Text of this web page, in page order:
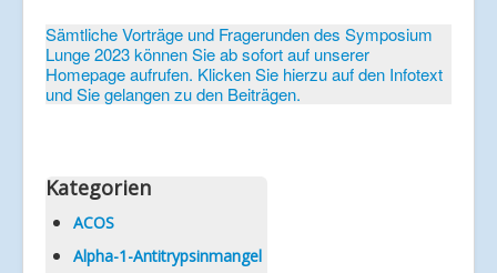
Verein
Patientenbroschüren
Mediathek
Aktuelles
Veranstaltungen
Sämtliche Vorträge und Fragerunden des Symposium
Lunge 2023 können Sie ab sofort auf unserer
Homepage aufrufen. Klicken Sie hierzu auf den Infotext
und Sie gelangen zu den Beiträgen.
Kategorien
ACOS
Alpha-1-Antitrypsinmangel